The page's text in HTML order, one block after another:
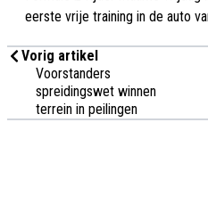
eerste vrije training in de auto
Vorig artikel
Voorstanders
spreidingswet winnen
terrein in peilingen